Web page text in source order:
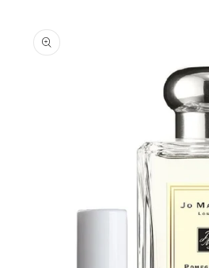
informations
produits